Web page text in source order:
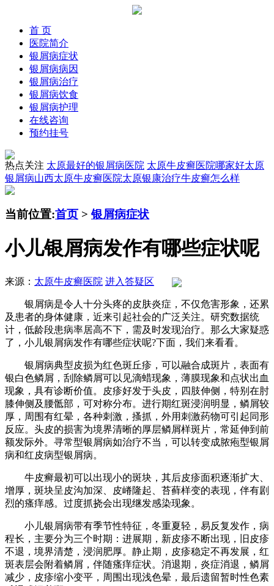
首 页
医院简介
银屑病症状
银屑病病因
银屑病治疗
银屑病饮食
银屑病护理
在线咨询
预约挂号
热点关注 太原最好的银屑病医院 太原牛皮癣医院哪家好太原
银屑病山西太原牛皮癣医院太原银康治疗牛皮癣怎么样
当前位置:首页 >银屑病症状
小儿银屑病发作有哪些症状呢
来源： 太原牛皮癣医院 进入答疑区
银屑病是令人十分头疼的皮肤炎症，不仅危害形象，还累
及患者的身体健康，近来引起社会的广泛关注。研究数据统
计，低龄段患病率居高不下，需及时发现治疗。那么大家疑惑
了，小儿银屑病发作有哪些症状呢?下面，我们来看看。
银屑病典型皮损为红色斑丘疹，可以融合成斑片，表面有
银白色鳞屑，刮除鳞屑可以见滴蜡现象，薄膜现象和点状出血
现象，具有诊断价值。皮疹好发于头皮，四肢伸侧，特别在肘
膝伸侧及腰骶部，可对称分布。进行期红斑浸润明显，鳞屑较
厚，周围有红晕，各种刺激，搔抓，外用刺激药物可引起同形
反应。头皮的损害为境界清晰的厚层鳞屑样斑片，常延伸到前
额发际外。寻常型银屑病如治疗不当，可以转变成脓疱型银屑
病和红皮病型银屑病。
牛皮癣最初可以出现小的斑块，其后皮疹面积逐渐扩大、
增厚，斑块呈皮沟加深、皮嵴隆起、苔藓样变的表现，伴有剧
烈的瘙痒感。过度抓挠会出现继发感染现象。
小儿银屑病带有季节性特征，冬重夏轻，易反复发作，病
程长，主要分为三个时期：进展期，新皮疹不断出现，旧皮疹
不退，境界清楚，浸润肥厚。静止期，皮疹稳定不再发展，红
斑表层会附着鳞屑，伴随瘙痒症状。消退期，炎症消退，鳞屑
减少，皮疹缩小变平，周围出现浅色晕，最后遗留暂时性色素